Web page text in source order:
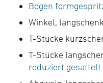
Bogen
Winkel,
T-Stücke
T-Stücke
reduziert gesattelt